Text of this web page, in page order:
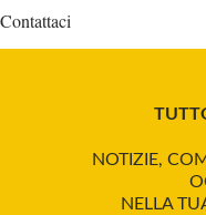
Contattaci
NOTIZIE,
NELLA